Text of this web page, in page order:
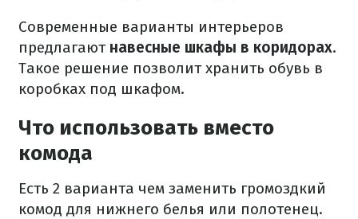
Современные варианты интерьеров
предлагают навесные шкафы в коридорах.
Такое решение позволит хранить обувь в
коробках под шкафом.
Что использовать вместо
комода
Есть 2 варианта чем заменить громоздкий
комод для нижнего белья или полотенец.